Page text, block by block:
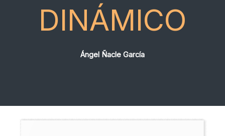
DINÁMICO
Ángel Ñacle García